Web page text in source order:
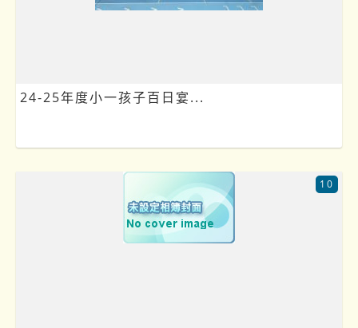
24-25年度小一孩子百日宴...
10